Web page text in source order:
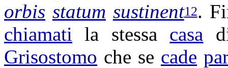
orbis statum sustinent12.
chiamati la stessa casa
Grisostomo che se cade